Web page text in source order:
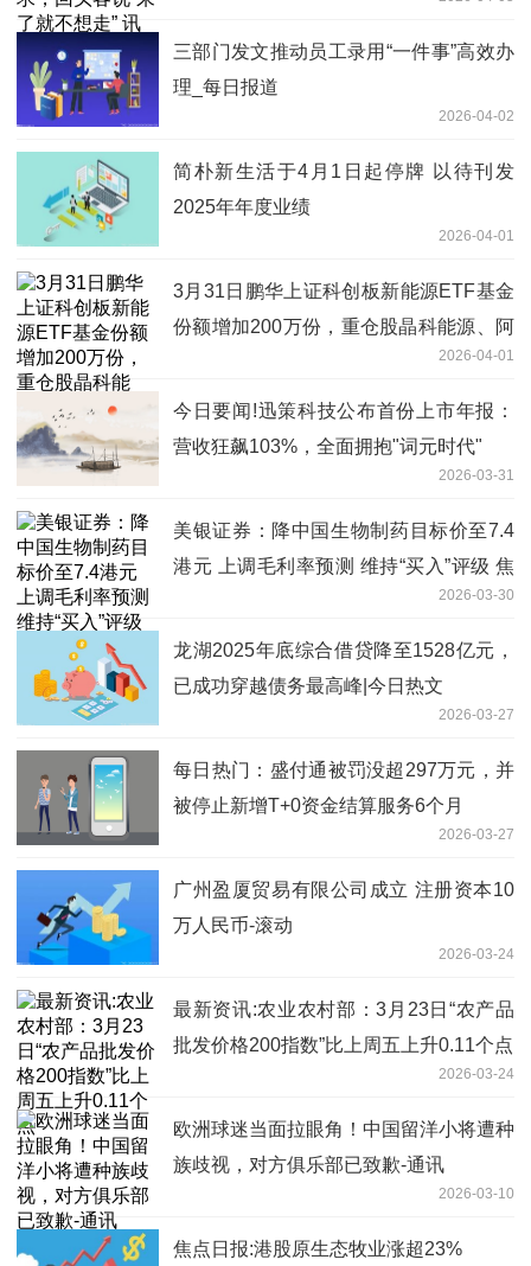
三部门发文推动员工录用“一件事”高效办
理_每日报道
2026-04-02
简朴新生活于4月1日起停牌 以待刊发
2025年年度业绩
2026-04-01
3月31日鹏华上证科创板新能源ETF基金
份额增加200万份，重仓股晶科能源、阿
2026-04-01
今日要闻!迅策科技公布首份上市年报：
营收狂飙103%，全面拥抱"词元时代"
2026-03-31
美银证券：降中国生物制药目标价至7.4
港元 上调毛利率预测 维持“买入”评级 焦
2026-03-30
龙湖2025年底综合借贷降至1528亿元，
已成功穿越债务最高峰|今日热文
2026-03-27
每日热门：盛付通被罚没超297万元，并
被停止新增T+0资金结算服务6个月
2026-03-27
广州盈厦贸易有限公司成立 注册资本10
万人民币-滚动
2026-03-24
最新资讯:农业农村部：3月23日“农产品
批发价格200指数”比上周五上升0.11个点
2026-03-24
欧洲球迷当面拉眼角！中国留洋小将遭种
族歧视，对方俱乐部已致歉-通讯
2026-03-10
焦点日报:港股原生态牧业涨超23%